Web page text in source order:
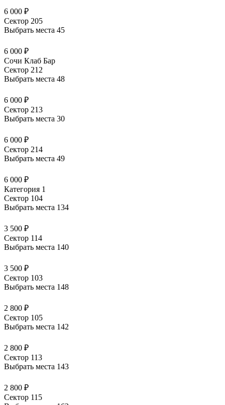
6 000 ₽
Сектор 205
Выбрать места 45
6 000 ₽
Сочи Клаб Бар
Сектор 212
Выбрать места 48
6 000 ₽
Сектор 213
Выбрать места 30
6 000 ₽
Сектор 214
Выбрать места 49
6 000 ₽
Категория 1
Сектор 104
Выбрать места 134
3 500 ₽
Сектор 114
Выбрать места 140
3 500 ₽
Сектор 103
Выбрать места 148
2 800 ₽
Сектор 105
Выбрать места 142
2 800 ₽
Сектор 113
Выбрать места 143
2 800 ₽
Сектор 115